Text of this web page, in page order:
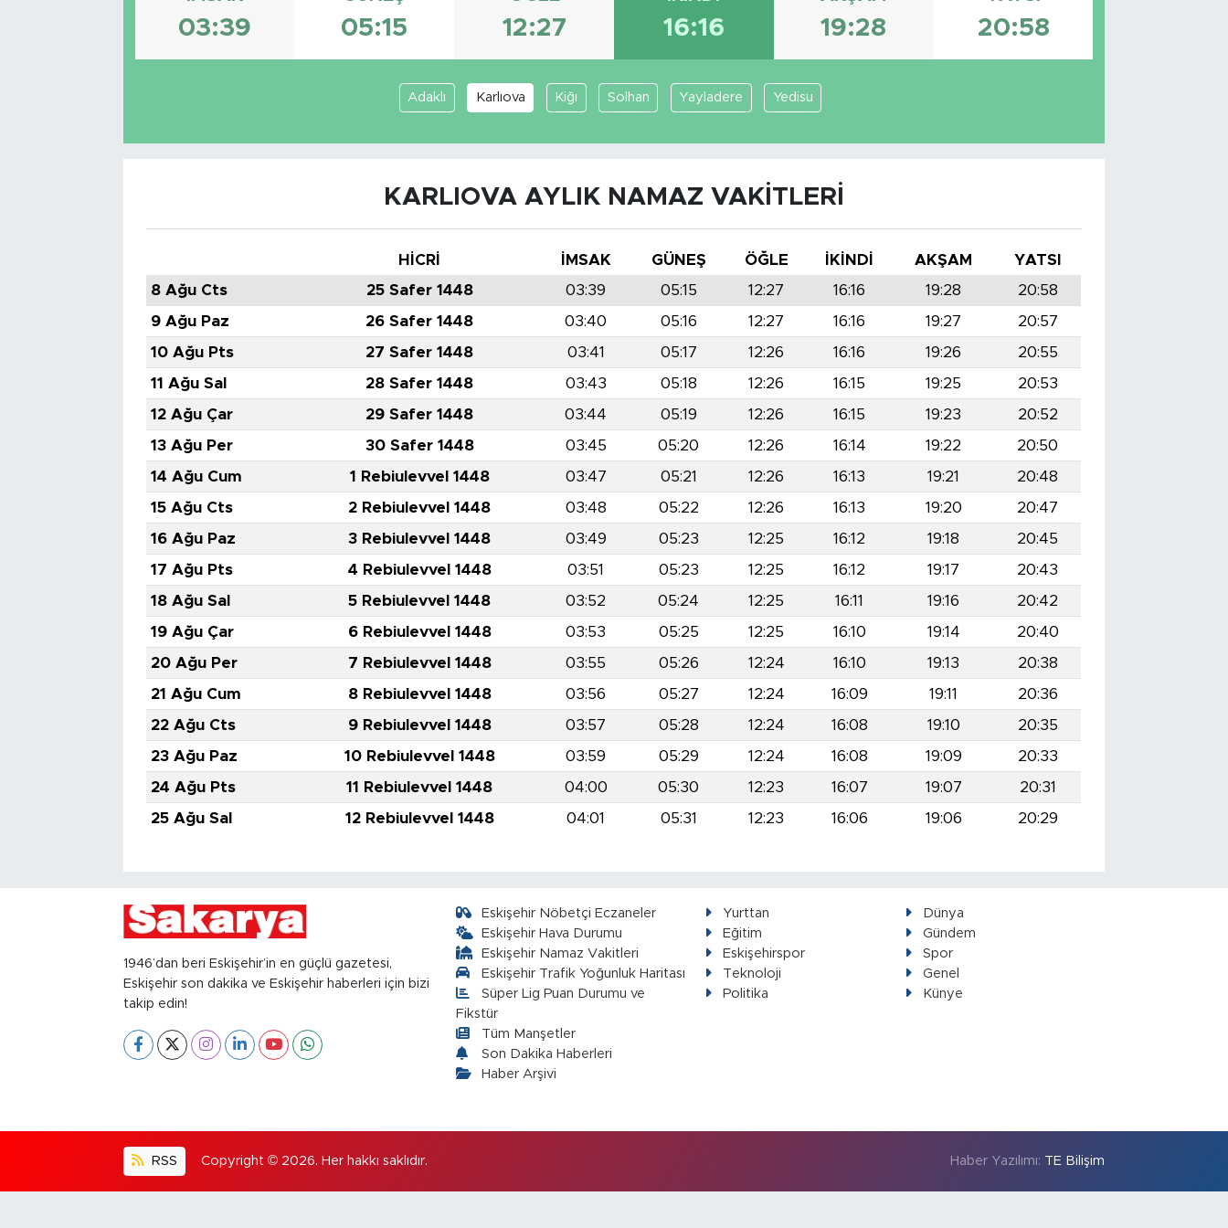
03:39 05:15 12:27 16:16 19:28 20:58
Adaklı Karlıova Kiğı Solhan Yayladere Yedisu
KARLIOVA AYLIK NAMAZ VAKITLERI
HİCRİ İMSAK GÜNEŞ ÖĞLE İKINDI AKŞAM
YATSI
8 Ağu Cts
25 Safer 1448 03:39 05:15 12:27 16:16 19:28
20:58
9 Ağu Paz
26 Safer 1448 03:40 05:16 12:27 16:16 19:27
20:57
10 Ağu Pts
27 Safer 1448 03:41 05:17 12:26 16:16 19:26
20:55
11 Ağu Sal
28 Safer 1448 03:43 05:18 12:26 16:15 19:25
20:53
12 Ağu Çar
29 Safer 1448 03:44 05:19 12:26 16:15 19:23
20:52
13 Ağu Per
30 Safer 1448 03:45 05:20 12:26 16:14 19:22
20:50
14 Ağu Cum
1 Rebiulevvel 1448 03:47 05:21 12:26 16:13 19:21
20:48
15 Ağu Cts
2 Rebiulevvel 1448 03:48 05:22 12:26 16:13 19:20
20:47
16 Ağu Paz
3 Rebiulevvel 1448 03:49 05:23 12:25 16:12 19:18
20:45
17 Ağu Pts
4 Rebiulevvel 1448 03:51 05:23 12:25 16:12 19:17
20:43
18 Ağu Sal
5 Rebiulevvel 1448 03:52 05:24 12:25 16:11 19:16
20:42
19 Ağu Çar
6 Rebiulevvel 1448 03:53 05:25 12:25 16:10 19:14
20:40
20 Ağu Per
7 Rebiulevvel 1448 03:55 05:26 12:24 16:10 19:13
20:38
21 Ağu Cum
8 Rebiulevvel 1448 03:56 05:27 12:24 16:09 19:11
20:36
22 Ağu Cts
9 Rebiulevvel 1448 03:57 05:28 12:24 16:08 19:10
20:35
23 Ağu Paz
10 Rebiulevvel 1448 03:59 05:29 12:24 16:08 19:09
20:33
24 Ağu Pts
11 Rebiulevvel 1448 04:00 05:30 12:23 16:07 19:07
20:31
25 Ağu Sal
12 Rebiulevvel 1448 04:01 05:31 12:23 16:06 19:06 20:29
1946’dan beri Eskişehir’in en güçlü gazetesi,
Eskişehir son dakika ve Eskişehir haberleri için bizi
takip edin!
Eskişehir Nöbetçi Eczaneler
Eskişehir Hava Durumu
Eskişehir Namaz Vakitleri
Eskişehir Trafik Yoğunluk Haritası
Süper Lig Puan Durumu ve
Fikstür
Tüm Manşetler
Son Dakika Haberleri
Haber Arşivi
Yurttan
Dünya
Eğitim
Gündem
Eskişehirspor
Spor
Teknoloji
Genel
Politika
Künye
RSS Copyright © 2026. Her hakkı saklıdır. Haber Yazılımı: TE Bilişim